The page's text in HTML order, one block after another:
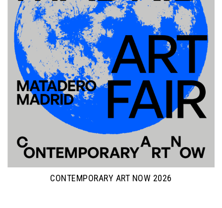
CONTEMPORARY ART NOW 2026